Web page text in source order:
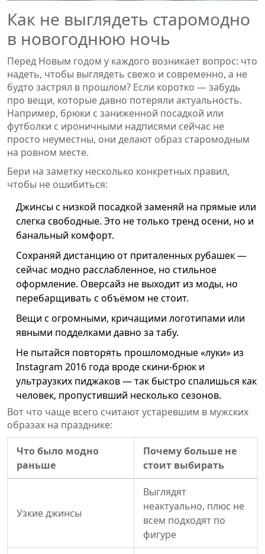
Как не выглядеть старомодно
в новогоднюю ночь
Перед Новым годом у каждого возникает вопрос: что
надеть, чтобы выглядеть свежо и современно, а не
будто застрял в прошлом? Если коротко — забудь
про вещи, которые давно потеряли актуальность.
Например, брюки с заниженной посадкой или
футболки с ироничными надписями сейчас не
просто неуместны, они делают образ старомодным
на ровном месте.
Бери на заметку несколько конкретных правил,
чтобы не ошибиться:
Джинсы с низкой посадкой заменяй на прямые или
слегка свободные. Это не только тренд осени, но и
банальный комфорт.
Сохраняй дистанцию от приталенных рубашек —
сейчас модно расслабленное, но стильное
оформление. Оверсайз не выходит из моды, но
перебарщивать с объёмом не стоит.
Вещи с огромными, кричащими логотипами или
явными подделками давно за табу.
Не пытайся повторять прошломодные «луки» из
Instagram 2016 года вроде скини-брюк и
ультраузких пиджаков — так быстро спалишься как
человек, пропустивший несколько сезонов.
Вот что чаще всего считают устаревшим в мужских
образах на празднике:
Что было модно
раньше
Почему больше не
стоит выбирать
Узкие джинсы
Выглядят
неактуально, плюс не
всем подходят по
фигуре